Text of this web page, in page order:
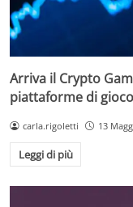
Arriva il Crypto
piattaforme di
carla.rigoletti 13
Leggi di più